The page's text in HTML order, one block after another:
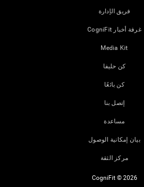
فريق الإدارة
غرفة أخبار CogniFit
Media Kit
كن حليفا
كن بائعًا
إتصل بنا
مساعدة
بيان إمكانية الوصول
مركز الثقة
CogniFit © 2026